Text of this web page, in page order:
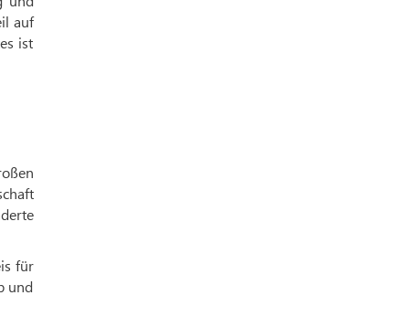
auf
ist
für
und